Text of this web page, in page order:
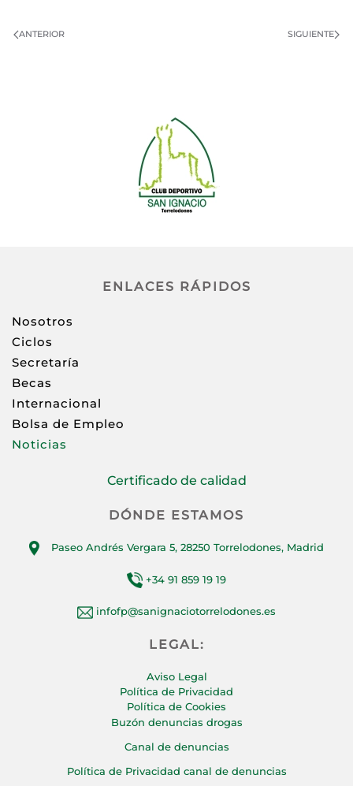
ANTERIOR SIGUIENTE
ENLACES RÁPIDOS
Nosotros
Ciclos
Secretaría
Becas
Internacional
Bolsa de Empleo
Noticias
Certificado de calidad
DÓNDE ESTAMOS
Paseo Andrés Vergara 5, 28250 Torrelodones, Madrid
+34 91 859 19 19
infofp@sanignaciotorrelodones.es
LEGAL:
Aviso Legal
Política de Privacidad
Política de Cookies
Buzón denuncias drogas
Canal de denuncias
Política de Privacidad canal de denuncias